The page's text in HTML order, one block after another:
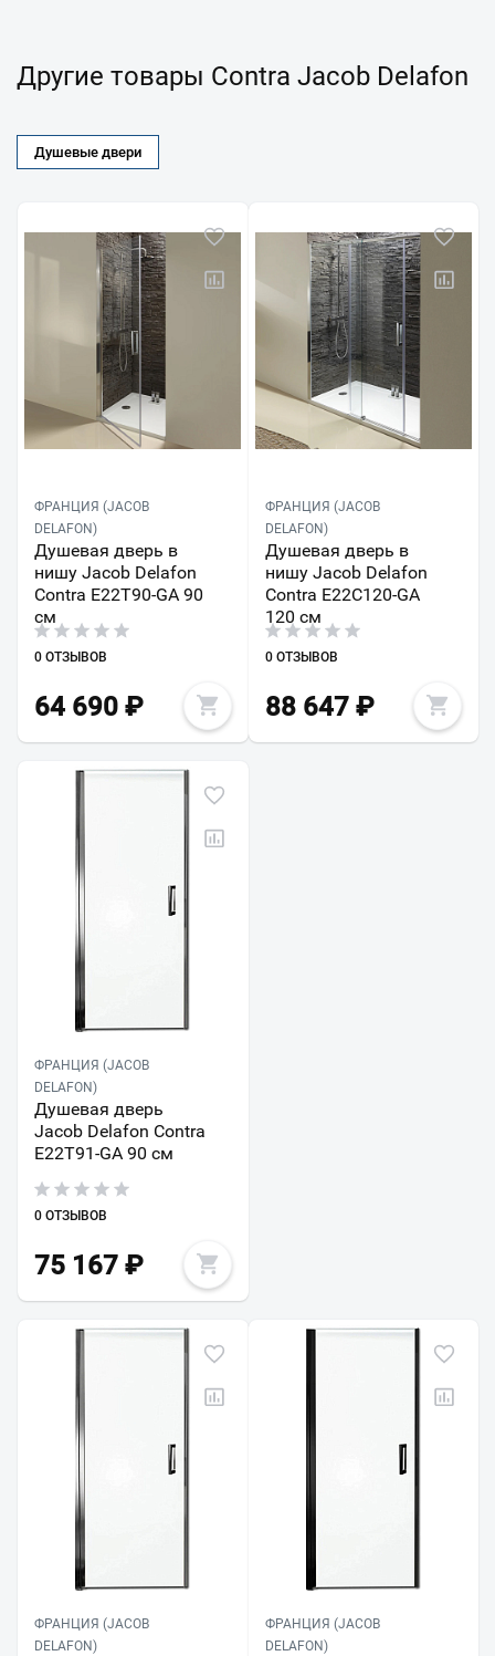
Другие товары Contra Jacob Delafon
Душевые двери
ФРАНЦИЯ (JACOB
DELAFON)
Душевая дверь в
нишу Jacob Delafon
Contra E22T90-GA 90
см
0 ОТЗЫВОВ
64 690 ₽
ФРАНЦИЯ (JACOB
DELAFON)
Душевая дверь в
нишу Jacob Delafon
Contra E22C120-GA
120 см
0 ОТЗЫВОВ
88 647₽
ФРАНЦИЯ (JACOB
DELAFON)
Душевая дверь
Jacob Delafon Contra
E22T91-GA 90 см
0 ОТЗЫВОВ
75 167 ₽
ФРАНЦИЯ (JACOB
DELAFON)
ФРАНЦИЯ (JACOB
DELAFON)